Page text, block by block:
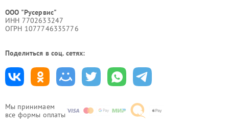
Мы принимаем
все формы оплаты
ООО "Русервис"
ИНН 7702633247
ОГРН 1077746335776
Поделиться в соц. сетях: